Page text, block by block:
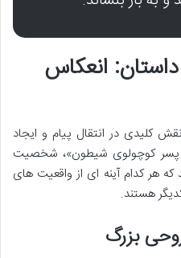
انعکاس
کلیدی در انتقال پیام و ایجاد
پسر کوچولوی شیطون»، شخصیت
که هر کدام آینه ای از واقعیت های
هستند.
بزرگ